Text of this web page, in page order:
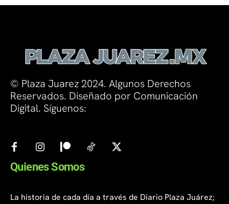
© Plaza Juarez 2024. Algunos Derechos
Reservados. Diseñado por Comunicación
Digital. Síguenos:
Quienes Somos
La historia de cada día a través de Diario Plaza Juárez;